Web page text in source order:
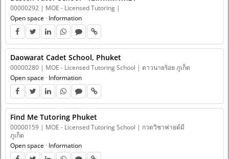
00000292 | MOE - Licensed Tutoring |
Open space · Information
Daowarat Cadet School, Phuket
00000280 | MOE - Licensed Tutoring School | ดาวนายร้อย ภูเก็ต
Open space · Information
Find Me Tutoring Phuket
00000159 | MOE - Licensed Tutoring School | กวดวิชาฟายด์มี
ภูเก็ต
Open space · Information